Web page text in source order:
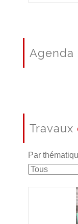
Agenda
Travaux
Par